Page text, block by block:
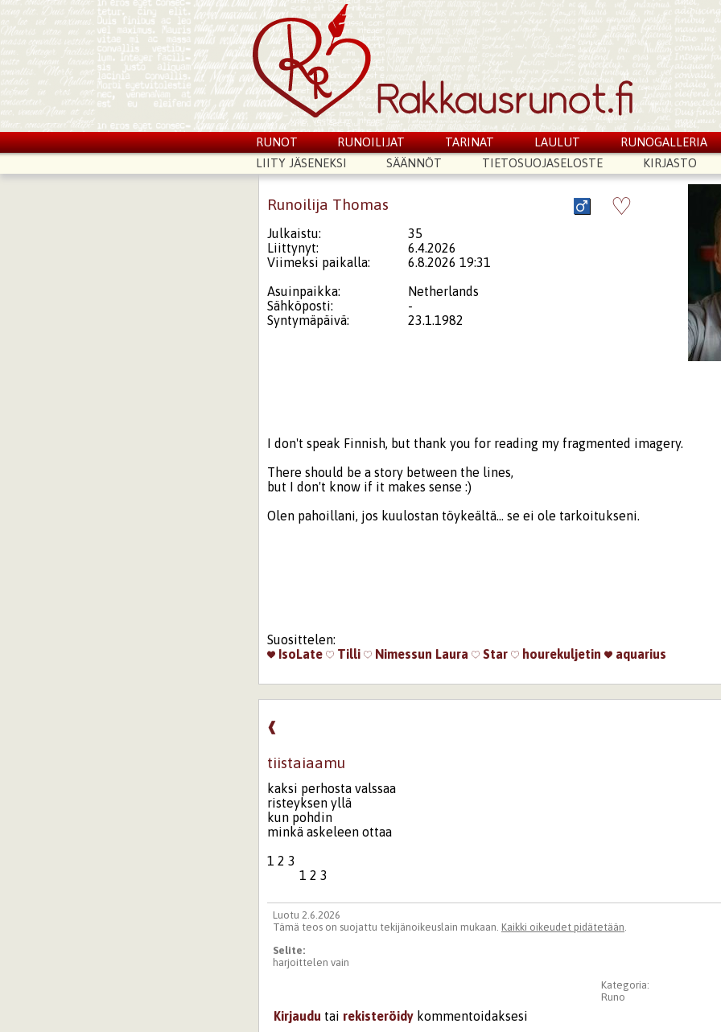
RUNOT RUNOILIJAT TARINAT LAULUT
RUNOGALLERIA
LIITY JÄSENEKSI
SÄÄNNÖT TIETOSUOJASELOSTE KIRJASTO
Runoilija Thomas ♡
Julkaistu:
35
Liittynyt:
6.4.2026
Viimeksi paikalla:
6.8.2026 19:31
Asuinpaikka:
Netherlands
Sähköposti:
-
Syntymäpäivä:
23.1.1982
I don't speak Finnish, but thank you for reading my fragmented imagery.
There should be a story between the lines,
but I don't know if it makes sense :)
Olen pahoillani, jos kuulostan töykeältä... se ei ole tarkoitukseni.
Suosittelen:
IsoLate
Tilli Nimessun Laura Star hourekuljetin aquarius
❰
tiistaiaamu
kaksi perhosta valssaa
risteyksen yllä
kun pohdin
minkä askeleen ottaa
1 2 3
1 2 3
Luotu 2.6.2026
Tämä teos on suojattu tekijänoikeuslain mukaan. Kaikki oikeudet pidätetään.
Selite:
harjoittelen vain
Kategoria:
Runo
Kirjaudu tai rekisteröidy kommentoidaksesi